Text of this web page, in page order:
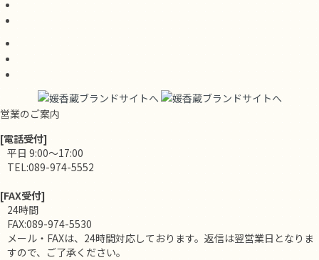
営業のご案内
[電話受付]
平日 9:00～17:00
TEL:089-974-5552
[FAX受付]
24時間
FAX:089-974-5530
メール・FAXは、24時間対応しております。返信は翌営業日となりま
すので、ご了承ください。